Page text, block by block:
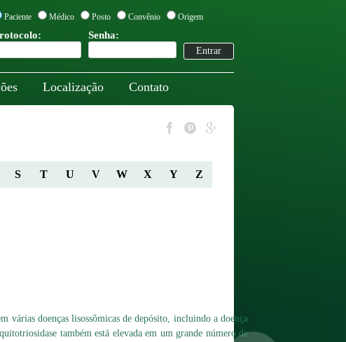
Paciente Médico Posto Convênio Origem
Senha:
Localização Contato
S T U V W X Y Z
doenças lisossômicas de depósito, incluindo a doença
também está elevada em um grande número de